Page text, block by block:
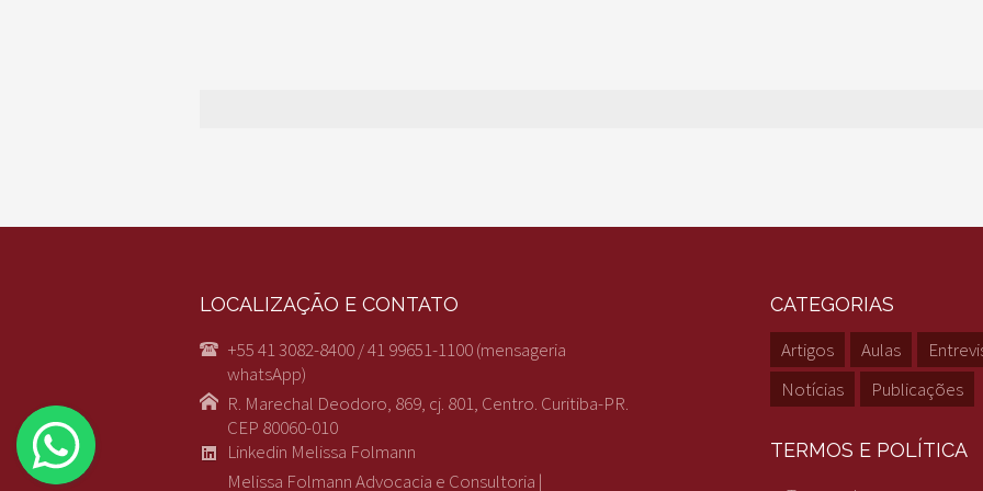
CATEGORIAS
Artigos Aulas
Notícias
Publicações
TERMOS E POLÍTICA
LOCALIZAÇÃO E CONTATO
+55 41 3082-8400 / 41 99651-1100 (mensageria
whatsApp)
R. Marechal Deodoro, 869, cj. 801, Centro. Curitiba-PR.
CEP 80060-010
Linkedin Melissa Folmann
Melissa Folmann Advocacia e Consultoria |